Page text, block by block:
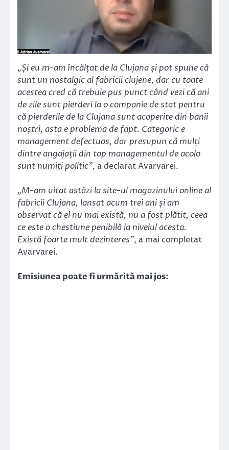
„Și eu m-am încălțat de la Clujana și pot spune că
sunt un nostalgic al fabricii clujene, dar cu toate
acestea cred că trebuie pus punct când vezi că ani
de zile sunt pierderi la o companie de stat pentru
că pierderile de la Clujana sunt acoperite din banii
noștri, asta e problema de fapt. Categoric e
management defectuos, dar presupun că mulți
dintre angajații din top managementul de acolo
sunt numiți politic”, a declarat Avarvarei.
„M-am uitat astăzi la site-ul magazinului online al
fabricii Clujana, lansat acum trei ani și am
observat că el nu mai există, nu a fost plătit, ceea
ce este o chestiune penibilă la nivelul acesta.
Există foarte mult dezinteres”, a mai completat
Avarvarei.
Emisiunea poate fi urmărită mai jos: